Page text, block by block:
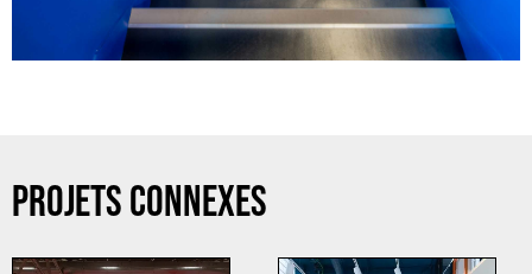
PROJETS CONNEXES